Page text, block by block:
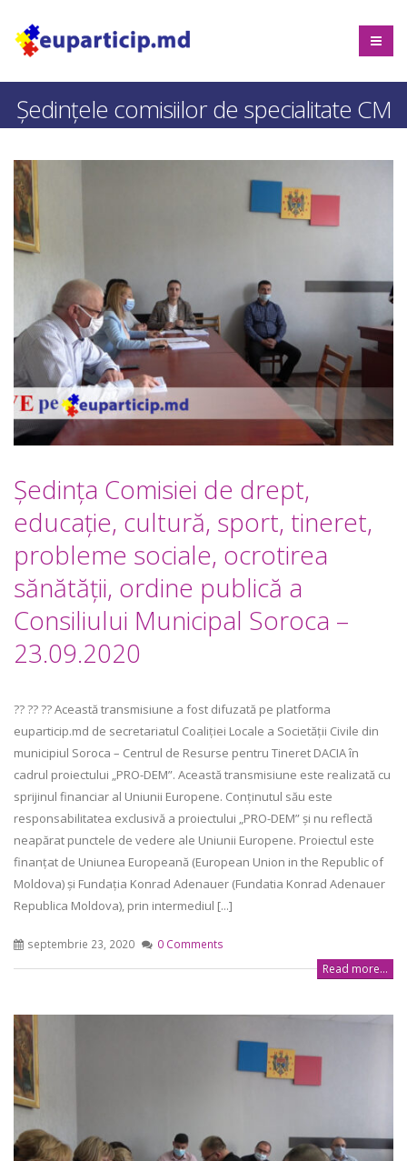
Ședințele comisiilor de specialitate CM
Ședința Comisiei de drept,
educaţie, cultură, sport, tineret,
probleme sociale, ocrotirea
sănătăţii, ordine publică a
Consiliului Municipal Soroca –
23.09.2020
?? ?? ?? Această transmisiune a fost difuzată pe platforma
euparticip.md de secretariatul Coaliției Locale a Societății Civile din
municipiul Soroca – Centrul de Resurse pentru Tineret DACIA în
cadrul proiectului „PRO-DEM”. Această transmisiune este realizată cu
sprijinul financiar al Uniunii Europene. Conținutul său este
responsabilitatea exclusivă a proiectului „PRO-DEM” și nu reflectă
neapărat punctele de vedere ale Uniunii Europene. Proiectul este
finanțat de Uniunea Europeană (European Union in the Republic of
Moldova) și Fundația Konrad Adenauer (Fundatia Konrad Adenauer
Republica Moldova), prin intermediul [...]
septembrie 23, 2020 0 Comments
Read more...